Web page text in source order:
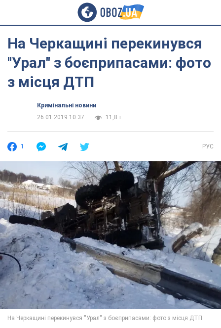
На Черкащині перекинувся
''Урал'' з боєприпасами: фото
з місця ДТП
Кримінальні новини
26.01.2019 10:37
11,8 т.
1 РУС